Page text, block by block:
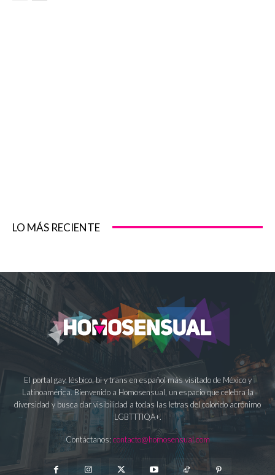
LO MÁS RECIENTE
El portal gay, lésbico, bi y trans en español más visitado de México y
Latinoamérica. Bienvenido a Homosensual, un espacio que celebra la
diversidad y busca dar visibilidad a todas las letras del colorido acrónimo
LGBTTTIQA+.
Contáctanos: contacto@homosensual.com